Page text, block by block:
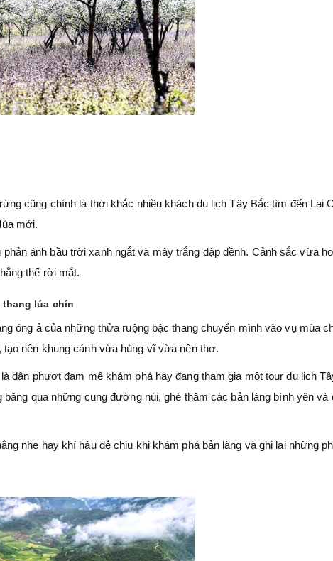
cũng chính là thời khắc nhiều khách du lịch Tây Bắc tìm đến Lai
mới.
ánh bầu trời xanh ngắt và mây trắng dập dềnh. Cảnh sắc vừa
thể rời mắt.
thang lúa chín
óng ả của những thửa ruộng bậc thang chuyển mình vào vụ mùa
nên khung cảnh vừa hùng vĩ vừa nên thơ.
dân phượt đam mê khám phá hay đang tham gia một tour du lịch
qua những cung đường núi, ghé thăm các bản làng bình yên và
nhẹ hay khí hậu dễ chịu khi khám phá bản làng và ghi lại những